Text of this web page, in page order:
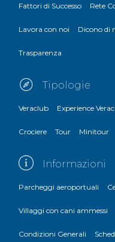
Fattori di Successo Rete
Lavora con noi Dicono di
Trasparenza
Tipologie
Veraclub Experience
Crociere Tour Minitour
Informazioni
Parcheggi aeroportuali
Villaggi con cani ammessi
Condizioni Generali